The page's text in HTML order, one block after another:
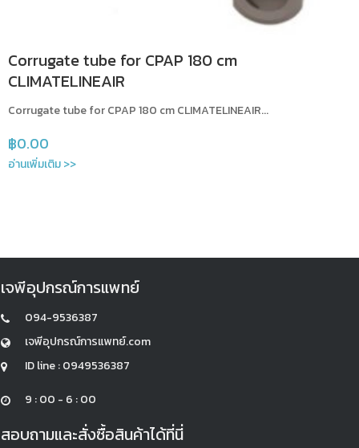
Corrugate tube for CPAP 180 cm
CLIMATELINEAIR
Corrugate tube for CPAP 180 cm CLIMATELINEAIR...
฿0.00
อ่านเพิ่มเติม >>
เจพีอุปกรณ์การแพทย์
094-9536387
เจพีอุปกรณ์การแพทย์.com
ID line : 0949536387
9 : 00 - 6 : 00
สอบถามและสั่งซื้อสินค้าได้ที่นี่